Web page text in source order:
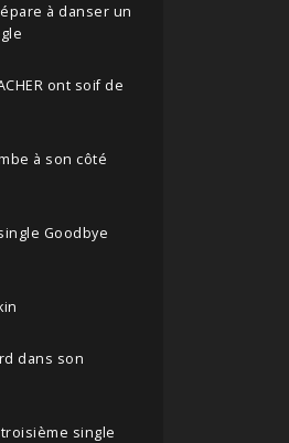
à danser un
ont soif de
à son côté
Goodbye
dans son
single